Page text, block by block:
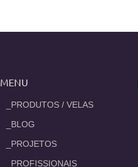
MENU
_PRODUTOS / VELAS
_BLOG
_PROJETOS
_PROFISSIONAIS